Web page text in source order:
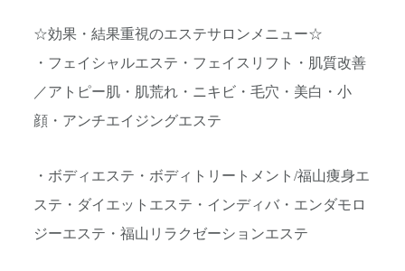
☆効果・結果重視のエステサロンメニュー☆
・フェイシャルエステ・フェイスリフト・肌質改善
／アトピー肌・肌荒れ・ニキビ・毛穴・美白・小
顔・アンチエイジングエステ
・ボディエステ・ボディトリートメント/福山痩身エ
ステ・ダイエットエステ・インディバ・エンダモロ
ジーエステ・福山リラクゼーションエステ